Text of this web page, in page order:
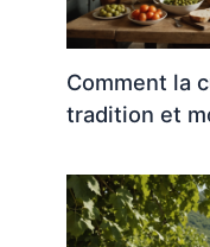
Comment la
tradition et